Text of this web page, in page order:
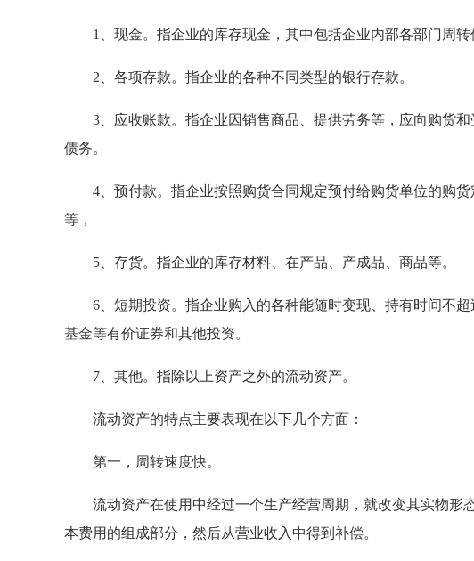
1、现金。指企业的库存现金，其中包括企业内部各部门周转
2、各项存款。指企业的各种不同类型的银行存款。
3、应收账款。指企业因销售商品、提供劳务等，应向购货和
债务。
4、预付款。指企业按照购货合同规定预付给购货单位的购货
等，
5、存货。指企业的库存材料、在产品、产成品、商品等。
6、短期投资。指企业购入的各种能随时变现、持有时间不超
基金等有价证券和其他投资。
7、其他。指除以上资产之外的流动资产。
流动资产的特点主要表现在以下几个方面：
第一，周转速度快。
流动资产在使用中经过一个生产经营周期，就改变其实物形
本费用的组成部分，然后从营业收入中得到补偿。